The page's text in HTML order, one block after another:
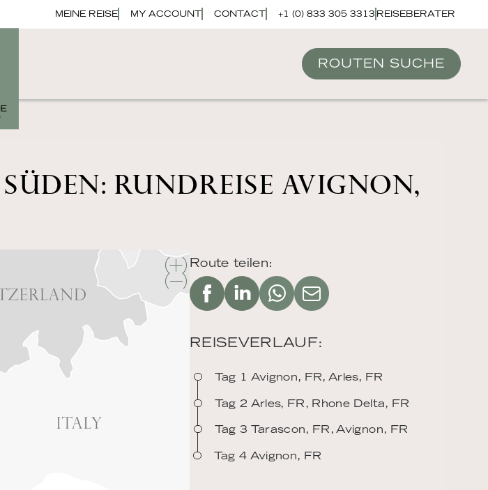
MEINE REISE MY ACCOUNT CONTACT +1 (0) 833 305 3313 REISEBERATER
ROUTEN SUCHE
RUNDREISE AVIGNON,
Route teilen:
REISEVERLAUF:
Tag 1 Avignon, FR, Arles, FR
Tag 2 Arles, FR, Rhone Delta, FR
Tag 3 Tarascon, FR, Avignon, FR
Tag 4 Avignon, FR